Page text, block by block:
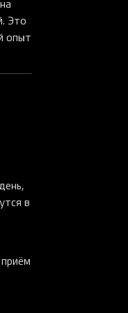
Это
опыт
в